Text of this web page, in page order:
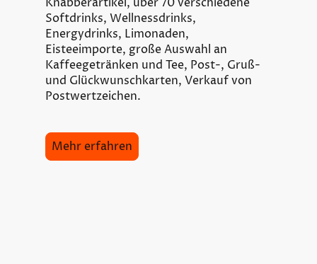
Softdrinks, Wellnessdrinks,
Energydrinks, Limonaden,
Eisteeimporte, große Auswahl an
Kaffeegetränken und Tee, Post-, Gruß-
und Glückwunschkarten, Verkauf von
Postwertzeichen.
Mehr erfahren